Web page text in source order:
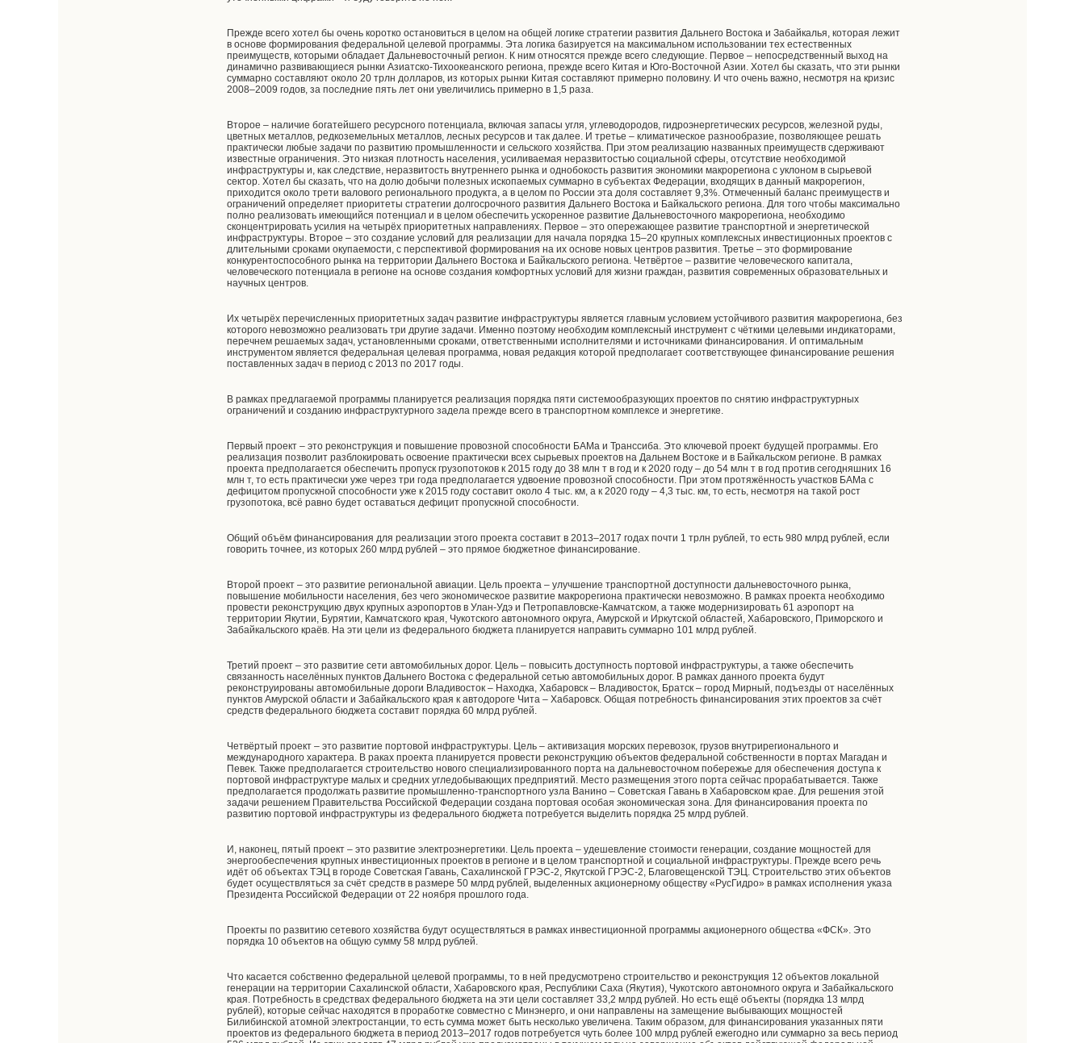
Прежде всего хотел бы очень коротко остановиться в целом на общей логике стратегии развития Дальнего Востока и Забайкалья, которая лежит
в основе формирования федеральной целевой программы. Эта логика базируется на максимальном использовании тех естественных
преимуществ, которыми обладает Дальневосточный регион. К ним относятся прежде всего следующие. Первое – непосредственный выход на
динамично развивающиеся рынки Азиатско-Тихоокеанского региона, прежде всего Китая и Юго-Восточной Азии. Хотел бы сказать, что эти рынки
суммарно составляют около 20 трлн долларов, из которых рынки Китая составляют примерно половину. И что очень важно, несмотря на кризис
2008–2009 годов, за последние пять лет они увеличились примерно в 1,5 раза.
Второе – наличие богатейшего ресурсного потенциала, включая запасы угля, углеводородов, гидроэнергетических ресурсов, железной руды,
цветных металлов, редкоземельных металлов, лесных ресурсов и так далее. И третье – климатическое разнообразие, позволяющее решать
практически любые задачи по развитию промышленности и сельского хозяйства. При этом реализацию названных преимуществ сдерживают
известные ограничения. Это низкая плотность населения, усиливаемая неразвитостью социальной сферы, отсутствие необходимой
инфраструктуры и, как следствие, неразвитость внутреннего рынка и однобокость развития экономики макрорегиона с уклоном в сырьевой
сектор. Хотел бы сказать, что на долю добычи полезных ископаемых суммарно в субъектах Федерации, входящих в данный макрорегион,
приходится около трети валового регионального продукта, а в целом по России эта доля составляет 9,3%. Отмеченный баланс преимуществ и
ограничений определяет приоритеты стратегии долгосрочного развития Дальнего Востока и Байкальского региона. Для того чтобы максимально
полно реализовать имеющийся потенциал и в целом обеспечить ускоренное развитие Дальневосточного макрорегиона, необходимо
сконцентрировать усилия на четырёх приоритетных направлениях. Первое – это опережающее развитие транспортной и энергетической
инфраструктуры. Второе – это создание условий для реализации для начала порядка 15–20 крупных комплексных инвестиционных проектов с
длительными сроками окупаемости, с перспективой формирования на их основе новых центров развития. Третье – это формирование
конкурентоспособного рынка на территории Дальнего Востока и Байкальского региона. Четвёртое – развитие человеческого капитала,
человеческого потенциала в регионе на основе создания комфортных условий для жизни граждан, развития современных образовательных и
научных центров.
Их четырёх перечисленных приоритетных задач развитие инфраструктуры является главным условием устойчивого развития макрорегиона, без
которого невозможно реализовать три другие задачи. Именно поэтому необходим комплексный инструмент с чёткими целевыми индикаторами,
перечнем решаемых задач, установленными сроками, ответственными исполнителями и источниками финансирования. И оптимальным
инструментом является федеральная целевая программа, новая редакция которой предполагает соответствующее финансирование решения
поставленных задач в период с 2013 по 2017 годы.
В рамках предлагаемой программы планируется реализация порядка пяти системообразующих проектов по снятию инфраструктурных
ограничений и созданию инфраструктурного задела прежде всего в транспортном комплексе и энергетике.
Первый проект – это реконструкция и повышение провозной способности БАМа и Транссиба. Это ключевой проект будущей программы. Его
реализация позволит разблокировать освоение практически всех сырьевых проектов на Дальнем Востоке и в Байкальском регионе. В рамках
проекта предполагается обеспечить пропуск грузопотоков к 2015 году до 38 млн т в год и к 2020 году – до 54 млн т в год против сегодняшних 16
млн т, то есть практически уже через три года предполагается удвоение провозной способности. При этом протяжённость участков БАМа с
дефицитом пропускной способности уже к 2015 году составит около 4 тыс. км, а к 2020 году – 4,3 тыс. км, то есть, несмотря на такой рост
грузопотока, всё равно будет оставаться дефицит пропускной способности.
Общий объём финансирования для реализации этого проекта составит в 2013–2017 годах почти 1 трлн рублей, то есть 980 млрд рублей, если
говорить точнее, из которых 260 млрд рублей – это прямое бюджетное финансирование.
Второй проект – это развитие региональной авиации. Цель проекта – улучшение транспортной доступности дальневосточного рынка,
повышение мобильности населения, без чего экономическое развитие макрорегиона практически невозможно. В рамках проекта необходимо
провести реконструкцию двух крупных аэропортов в Улан-Удэ и Петропавловске-Камчатском, а также модернизировать 61 аэропорт на
территории Якутии, Бурятии, Камчатского края, Чукотского автономного округа, Амурской и Иркутской областей, Хабаровского, Приморского и
Забайкальского краёв. На эти цели из федерального бюджета планируется направить суммарно 101 млрд рублей.
Третий проект – это развитие сети автомобильных дорог. Цель – повысить доступность портовой инфраструктуры, а также обеспечить
связанность населённых пунктов Дальнего Востока с федеральной сетью автомобильных дорог. В рамках данного проекта будут
реконструированы автомобильные дороги Владивосток – Находка, Хабаровск – Владивосток, Братск – город Мирный, подъезды от населённых
пунктов Амурской области и Забайкальского края к автодороге Чита – Хабаровск. Общая потребность финансирования этих проектов за счёт
средств федерального бюджета составит порядка 60 млрд рублей.
Четвёртый проект – это развитие портовой инфраструктуры. Цель – активизация морских перевозок, грузов внутрирегионального и
международного характера. В раках проекта планируется провести реконструкцию объектов федеральной собственности в портах Магадан и
Певек. Также предполагается строительство нового специализированного порта на дальневосточном побережье для обеспечения доступа к
портовой инфраструктуре малых и средних угледобывающих предприятий. Место размещения этого порта сейчас прорабатывается. Также
предполагается продолжать развитие промышленно-транспортного узла Ванино – Советская Гавань в Хабаровском крае. Для решения этой
задачи решением Правительства Российской Федерации создана портовая особая экономическая зона. Для финансирования проекта по
развитию портовой инфраструктуры из федерального бюджета потребуется выделить порядка 25 млрд рублей.
И, наконец, пятый проект – это развитие электроэнергетики. Цель проекта – удешевление стоимости генерации, создание мощностей для
энергообеспечения крупных инвестиционных проектов в регионе и в целом транспортной и социальной инфраструктуры. Прежде всего речь
идёт об объектах ТЭЦ в городе Советская Гавань, Сахалинской ГРЭС-2, Якутской ГРЭС-2, Благовещенской ТЭЦ. Строительство этих объектов
будет осуществляться за счёт средств в размере 50 млрд рублей, выделенных акционерному обществу «РусГидро» в рамках исполнения указа
Президента Российской Федерации от 22 ноября прошлого года.
Проекты по развитию сетевого хозяйства будут осуществляться в рамках инвестиционной программы акционерного общества «ФСК». Это
порядка 10 объектов на общую сумму 58 млрд рублей.
Что касается собственно федеральной целевой программы, то в ней предусмотрено строительство и реконструкция 12 объектов локальной
генерации на территории Сахалинской области, Хабаровского края, Республики Саха (Якутия), Чукотского автономного округа и Забайкальского
края. Потребность в средствах федерального бюджета на эти цели составляет 33,2 млрд рублей. Но есть ещё объекты (порядка 13 млрд
рублей), которые сейчас находятся в проработке совместно с Минэнерго, и они направлены на замещение выбывающих мощностей
Билибинской атомной электростанции, то есть сумма может быть несколько увеличена. Таким образом, для финансирования указанных пяти
проектов из федерального бюджета в период 2013–2017 годов потребуется чуть более 100 млрд рублей ежегодно или суммарно за весь период